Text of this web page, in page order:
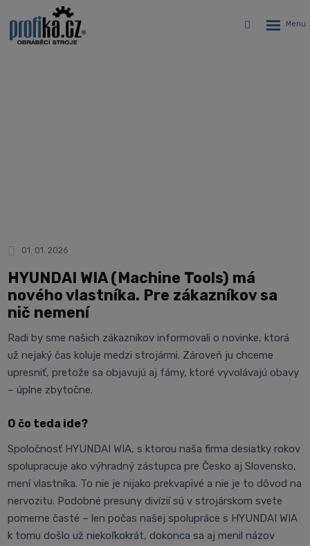
Vyhledávání
01. 01. 2026
HYUNDAI WIA (Machine Tools) má
nového vlastníka. Pre zákazníkov sa
nič nemení
Radi by sme našich zákazníkov informovali o novinke, ktorá
už nejaký čas koluje medzi strojármi. Zároveň ju chceme
upresniť, pretože sa objavujú aj fámy, ktoré vyvolávajú obavy
– úplne zbytočne.
O čo teda ide?
Spoločnosť HYUNDAI WIA, s ktorou naša firma desiatky rokov
spolupracuje ako výhradný zástupca pre Česko aj Slovensko,
mení vlastníka. To nie je nijako prekvapivé a nie je to dôvod na
nervozitu. Podobné presuny divízií sú v strojárskom svete
pomerne časté – len počas našej spolupráce s HYUNDAI WIA
k tomu došlo už niekoľkokrát, dokonca sa aj menil názov